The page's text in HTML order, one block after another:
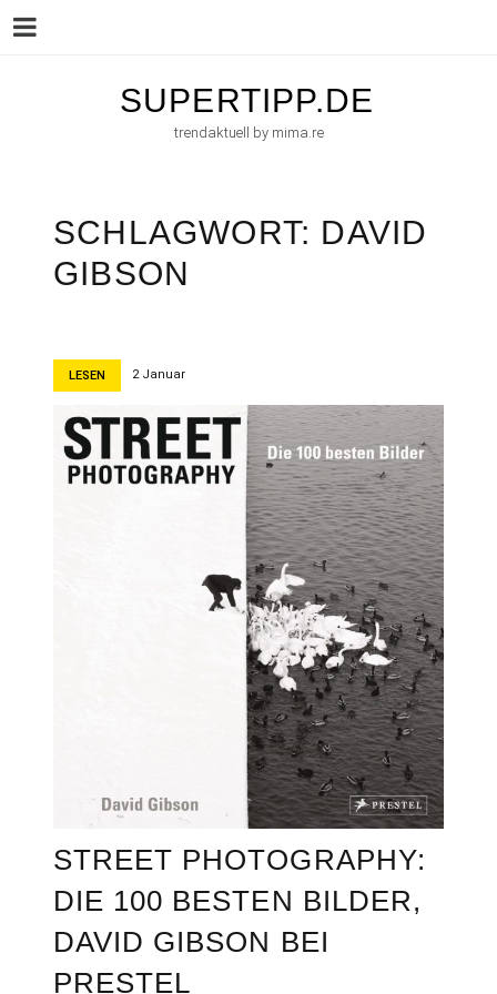
SUPERTIPP.DE
trendaktuell by mima.re
SCHLAGWORT: DAVID
GIBSON
LESEN 2 Januar
STREET PHOTOGRAPHY:
DIE 100 BESTEN BILDER,
DAVID GIBSON BEI
PRESTEL
Menu